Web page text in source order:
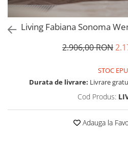
Living Fabiana Sonoma
2.906,00 RON
STOC
Durata de livrare: Livrare
Cod Produs:
Adauga la